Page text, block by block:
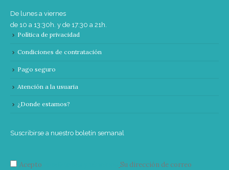
De lunes a viernes
de 10 a 13:30h. y de 17:30 a 21h.
Política de privacidad
Condiciones de contratación
Pago seguro
Atención a la usuaria
¿Donde estamos?
Suscribirse a nuestro boletín semanal
Acepto
Su dirección de correo